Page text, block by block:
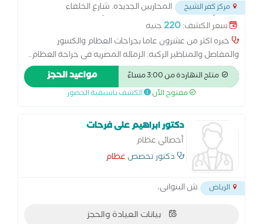
مركز كفر الشيخ
المحاربين الجديده. شارع الخلفاء
الراشدين. أمام بنك اسكندريه بجوار زيتون للأشعة
سعر الكشف:220جنيه
خبره اكثر من عشرون عاما بجراحات العظام والكسور
والمفاصل والمناظير الركبه. الزماله المصريه فى جراحة العظام..
ماجستير جراحه العظام.
متاح النهاردة من 3:00 مساءً مواعيد الحجز
مفتوح الآن الكشف باسبقية الحضور
دكتور ابراهيم على فرحات
أخصائي عظام
دكتور تخصص عظام
الرياض ش البنوانى،
بيانات العيادة والحجز